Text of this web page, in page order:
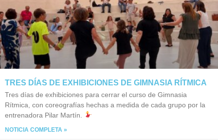
TRES DÍAS DE EXHIBICIONES DE GIMNASIA RÍTMICA
Tres días de exhibiciones para cerrar el curso de Gimnasia
Rítmica, con coreografías hechas a medida de cada grupo por la
entrenadora Pilar Martín.
NOTICIA COMPLETA »